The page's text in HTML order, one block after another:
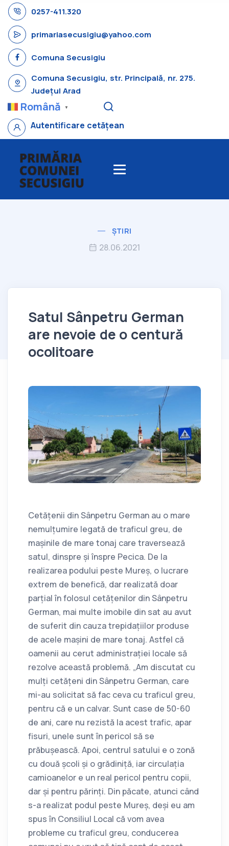
0257-411.320
primariasecusigiu@yahoo.com
Comuna Secusigiu
Comuna Secusigiu, str. Principală, nr. 275.
Județul Arad
Română ▼
Autentificare cetățean
ȘTIRI
28.06.2021
Satul Sânpetru German
are nevoie de o centură
ocolitoare
Cetățenii din Sânpetru German au o mare
nemulțumire legată de traficul greu, de
mașinile de mare tonaj care traversează
satul, dinspre și înspre Pecica. De la
realizarea podului peste Mureș, o lucrare
extrem de benefică, dar realizată doar
parțial în folosul cetățenilor din Sânpetru
German, mai multe imobile din sat au avut
de suferit din cauza trepidațiilor produse
de acele mașini de mare tonaj. Astfel că
oamenii au cerut administrației locale să
rezolve această problemă. „Am discutat cu
mulți cetățeni din Sânpetru German, care
mi-au solicitat să fac ceva cu traficul greu,
pentru că e un calvar. Sunt case de 50-60
de ani, care nu rezistă la acest trafic, apar
fisuri, unele sunt în pericol să se
prăbușească. Apoi, centrul satului e o zonă
cu două școli și o grădiniță, iar circulația
camioanelor e un real pericol pentru copii,
dar și pentru părinți. Din păcate, atunci când
s-a realizat podul peste Mureș, deși eu am
spus în Consiliul Local că vom avea
probleme cu traficul greu, conducerea